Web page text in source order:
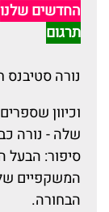
החדשים שלנו
תרגום
נורה
וכיוון
שלה - נורה
סיפור: הבעל
המשקפיים
הבחורה.